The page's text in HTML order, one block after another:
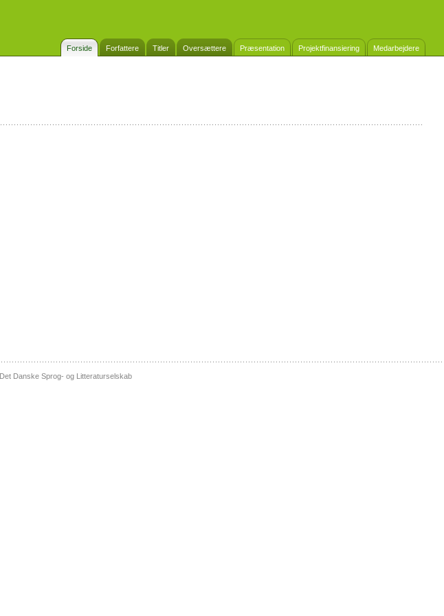
Forside Forfattere Titler Oversættere Præsentation Projektfinansiering Medarbejdere
Det Danske Sprog- og Litteraturselskab